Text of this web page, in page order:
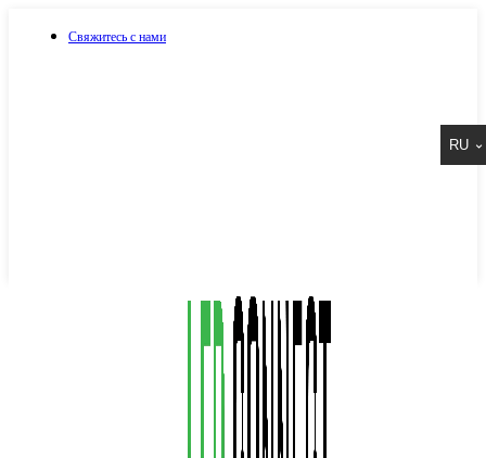
Свяжитесь с нами
RU